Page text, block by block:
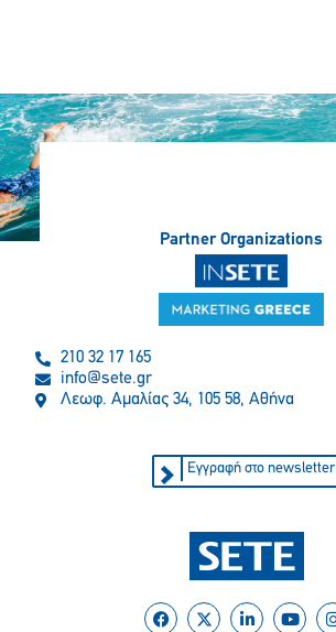
Partner Organizations
210 32 17 165
info@sete.gr
Λεωφ. Αμαλίας 34, 105 58, Αθήνα
Εγγραφή στο newsletter